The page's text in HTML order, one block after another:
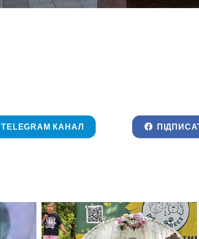
КАНАЛ